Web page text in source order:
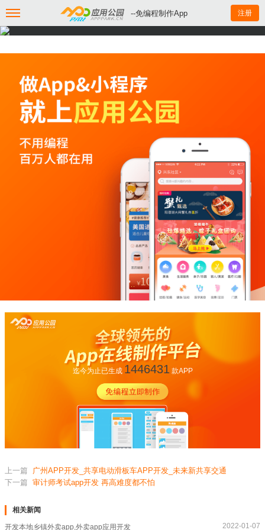
--免编程制作App 注册
迄今为止已生成 1446431款APP
上一篇
广州APP开发_共享电动滑板车APP开发_未来新共享交通
下一篇 审计师考试app开发 再高难度都不怕
相关新闻
开发本地乡镇外卖app,外卖app应用开发 2022-01-07